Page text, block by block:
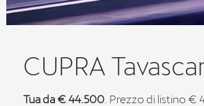
CUPRA
Tua da € 44.500 . Prezzo di listino